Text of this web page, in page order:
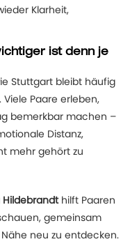
Klarheit,
ist denn je
Stuttgart bleibt häufig
Paare erleben,
bemerkbar machen –
Distanz,
mehr gehört zu
Hildebrandthilft Paaren
gemeinsam
neu zu entdecken.